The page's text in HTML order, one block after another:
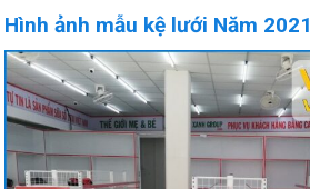
Hình ảnh mẫu kệ lưới Năm 2021